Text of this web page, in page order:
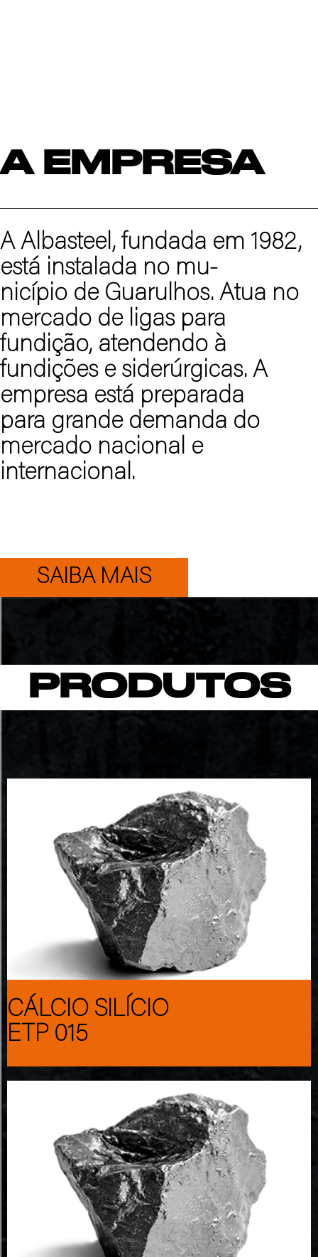
A EMPRESA
A Albasteel, fundada em 1982,
está instalada no mu-
nicípio de Guarulhos. Atua no
mercado de ligas para
fundição, atendendo à
fundições e siderúrgicas. A
empresa está preparada
para grande demanda do
mercado nacional e
internacional.
SAIBA MAIS
PRODUTOS
CÁLCIO SILÍCIO
ETP 015